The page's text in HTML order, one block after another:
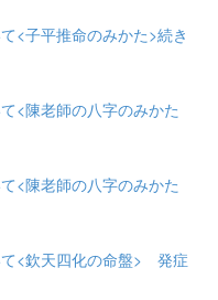
<子平推命のみかた>続き
<陳老師の八字のみかた
<陳老師の八字のみかた
<欽天四化の命盤> 発症